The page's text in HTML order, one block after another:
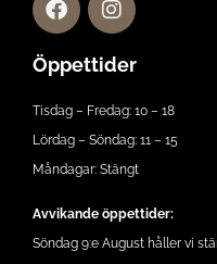
Öppettider
Tisdag – Fredag: 10 – 18
Lördag – Söndag: 11 – 15
Måndagar: Stängt
Avvikande öppettider:
Söndag 9:e August håller vi